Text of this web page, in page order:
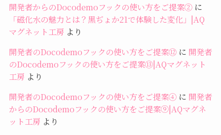
開発者からのDocodemoフックの使い方をご提案②に
「磁化水の魅力とは？黒ぢょか21で体験した変化」|AQ
マグネット工房 より
開発者のDocodemoフックの使い方をご提案⑫に 開発者
のDocodemoフックの使い方をご提案⑬|AQマグネット
工房 より
開発者のDocodemoフックの使い方をご提案④に 開発者
からのDocodemoフックの使い方をご提案⑨|AQマグネ
ット工房 より